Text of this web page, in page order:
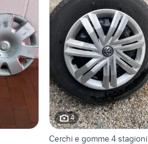
4
Cerchi e gomme 4 stagioni